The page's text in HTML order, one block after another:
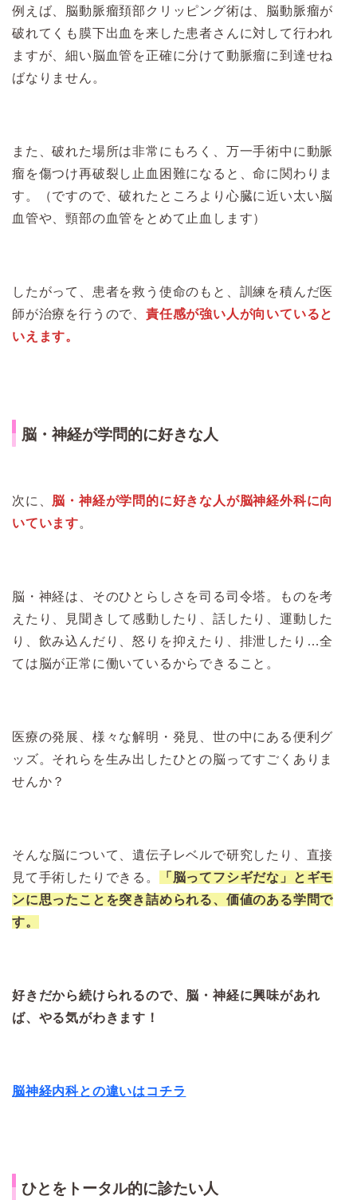
例えば、脳動脈瘤頚部クリッピング術は、脳動脈瘤が
破れてくも膜下出血を来した患者さんに対して行われ
ますが、細い脳血管を正確に分けて動脈瘤に到達せね
ばなりません。
また、破れた場所は非常にもろく、万一手術中に動脈
瘤を傷つけ再破裂し止血困難になると、命に関わりま
す。（ですので、破れたところより心臓に近い太い脳
血管や、頸部の血管をとめて止血します）
したがって、患者を救う使命のもと、訓練を積んだ医
師が治療を行うので、 責任感が強い人が向いていると
いえます。
脳・神経が学問的に好きな人
次に、 脳・神経が学問的に好きな人が脳神経外科に向
いています。
脳・神経は、そのひとらしさを司る司令塔。ものを考
えたり、見聞きして感動したり、話したり、運動した
り、飲み込んだり、怒りを抑えたり、排泄したり…全
ては脳が正常に働いているからできること。
医療の発展、様々な解明・発見、世の中にある便利グ
ッズ。それらを生み出したひとの脳ってすごくありま
せんか？
そんな脳について、遺伝子レベルで研究したり、直接
見て手術したりできる。
「脳ってフシギだな」とギモ
ンに思ったことを突き詰められる、価値のある学問で
す。
好きだから続けられるので、脳・神経に興味があれ
ば、やる気がわきます！
脳神経内科との違いはコチラ
ひとをトータル的に診たい人